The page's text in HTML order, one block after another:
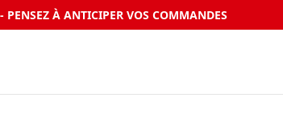
PENSEZ À ANTICIPER VOS COMMANDES